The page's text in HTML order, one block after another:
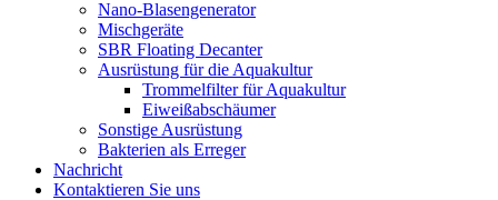
Nano-Blasengenerator
Mischgeräte
SBR Floating Decanter
Ausrüstung für die Aquakultur
Trommelfilter für Aquakultur
Eiweißabschäumer
Sonstige Ausrüstung
Bakterien als Erreger
Nachricht
Kontaktieren Sie uns